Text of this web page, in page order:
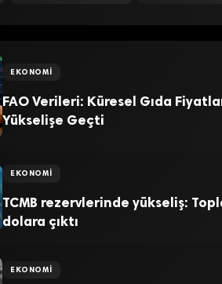
EKONOMI
FAO Verileri: Küresel Gıda
Yükselişe Geçti
EKONOMI
TCMB rezervlerinde yükseliş:
dolara çıktı
EKONOMI